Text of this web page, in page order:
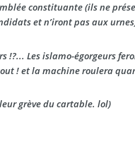
constituante (ils ne
et n’iront pas aux
!?... Les islamo-égorgeurs
! et la machine roulera
leur grève du cartable. lol)